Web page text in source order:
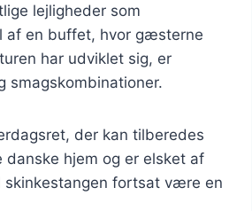
lejligheder som
af en buffet, hvor gæsterne
har udviklet sig, er
smagskombinationer.
der kan tilberedes
hjem og er elsket af
fortsat være en